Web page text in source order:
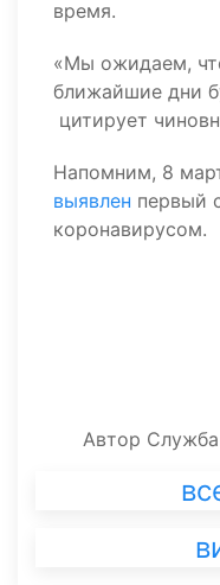
время.
«Мы ожидаем,
ближайшие дни
цитирует
Напомним, 8
выявлен первый
коронавирусом.
Автор